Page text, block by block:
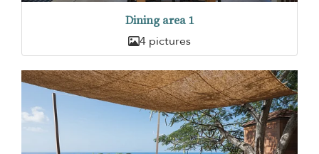
Dining area 1
4 pictures